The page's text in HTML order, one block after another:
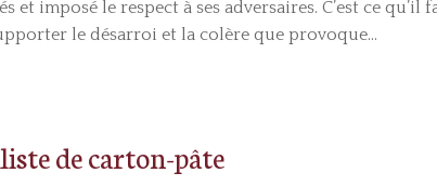
et imposé le respect à ses adversaires. C’est ce qu’il
le désarroi et la colère que provoque...
de carton-pâte